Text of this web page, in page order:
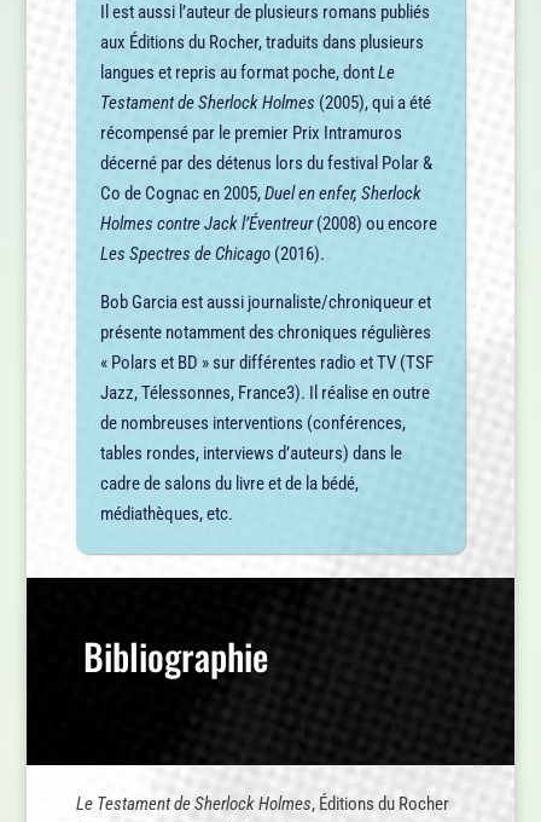
Il est aussi l’auteur de plusieurs romans publiés
aux Éditions du Rocher, traduits dans plusieurs
langues et repris au format poche, dontLe
Testament de Sherlock Holmes (2005), qui a été
récompensé par le premier Prix Intramuros
décerné par des détenus lors du festival Polar &
Co de Cognac en 2005,Duel en enfer, Sherlock
Holmes contre Jack l’Éventreur(2008) ou encore
Les Spectres de Chicago(2016).
Bob Garcia est aussi journaliste/chroniqueur et
présente notamment des chroniques régulières
« Polars et BD » sur différentes radio et TV (TSF
Jazz, Télessonnes, France3). Il réalise en outre
de nombreuses interventions (conférences,
tables rondes, interviews d’auteurs) dans le
cadre de salons du livre et de la bédé,
médiathèques, etc.
Bibliographie
Le Testament de Sherlock Holmes, Éditions du Rocher